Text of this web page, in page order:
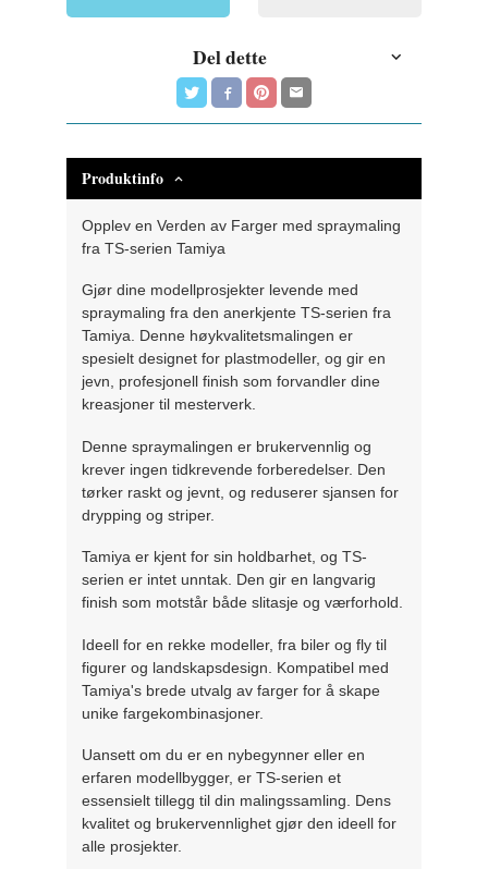
Del dette
Produktinfo
Opplev en Verden av Farger med spraymaling
fra TS-serien Tamiya
Gjør dine modellprosjekter levende med
spraymaling fra den anerkjente TS-serien fra
Tamiya. Denne høykvalitetsmalingen er
spesielt designet for plastmodeller, og gir en
jevn, profesjonell finish som forvandler dine
kreasjoner til mesterverk.
Denne spraymalingen er brukervennlig og
krever ingen tidkrevende forberedelser. Den
tørker raskt og jevnt, og reduserer sjansen for
drypping og striper.
Tamiya er kjent for sin holdbarhet, og TS-
serien er intet unntak. Den gir en langvarig
finish som motstår både slitasje og værforhold.
Ideell for en rekke modeller, fra biler og fly til
figurer og landskapsdesign. Kompatibel med
Tamiya's brede utvalg av farger for å skape
unike fargekombinasjoner.
Uansett om du er en nybegynner eller en
erfaren modellbygger, er TS-serien et
essensielt tillegg til din malingssamling. Dens
kvalitet og brukervennlighet gjør den ideell for
alle prosjekter.